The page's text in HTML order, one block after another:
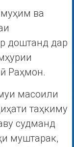
ва
доштанд дар
Раҳмон.
масоили
таҳкиму
судманд
муштарак,